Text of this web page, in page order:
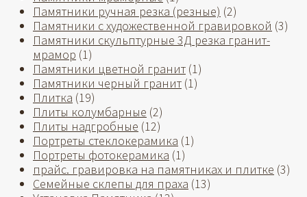
Памятники ручная резка (резные) (2)
Памятники с художественной гравировкой (3)
Памятники скульптурные 3Д резка гранит-
мрамор (1)
Памятники цветной гранит (1)
Памятники черный гранит (1)
Плитка (19)
Плиты колумбарные (2)
Плиты надгробные (12)
Портреты стеклокерамика (1)
Портреты фотокерамика (1)
прайс. гравировка на памятниках и плитке (3)
Семейные склепы для праха (13)